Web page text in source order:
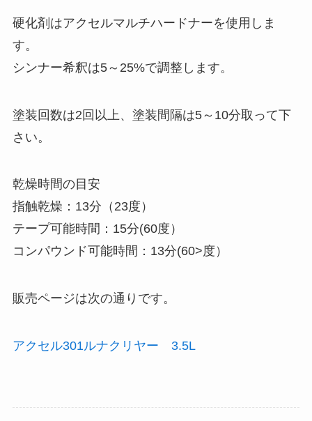
硬化剤はアクセルマルチハードナーを使用しま
す。
シンナー希釈は5～25%で調整します。
塗装回数は2回以上、塗装間隔は5～10分取って下
さい。
乾燥時間の目安
指触乾燥：13分（23度）
テープ可能時間：15分(60度）
コンパウンド可能時間：13分(60>度）
販売ページは次の通りです。
アクセル301ルナクリヤー 3.5L